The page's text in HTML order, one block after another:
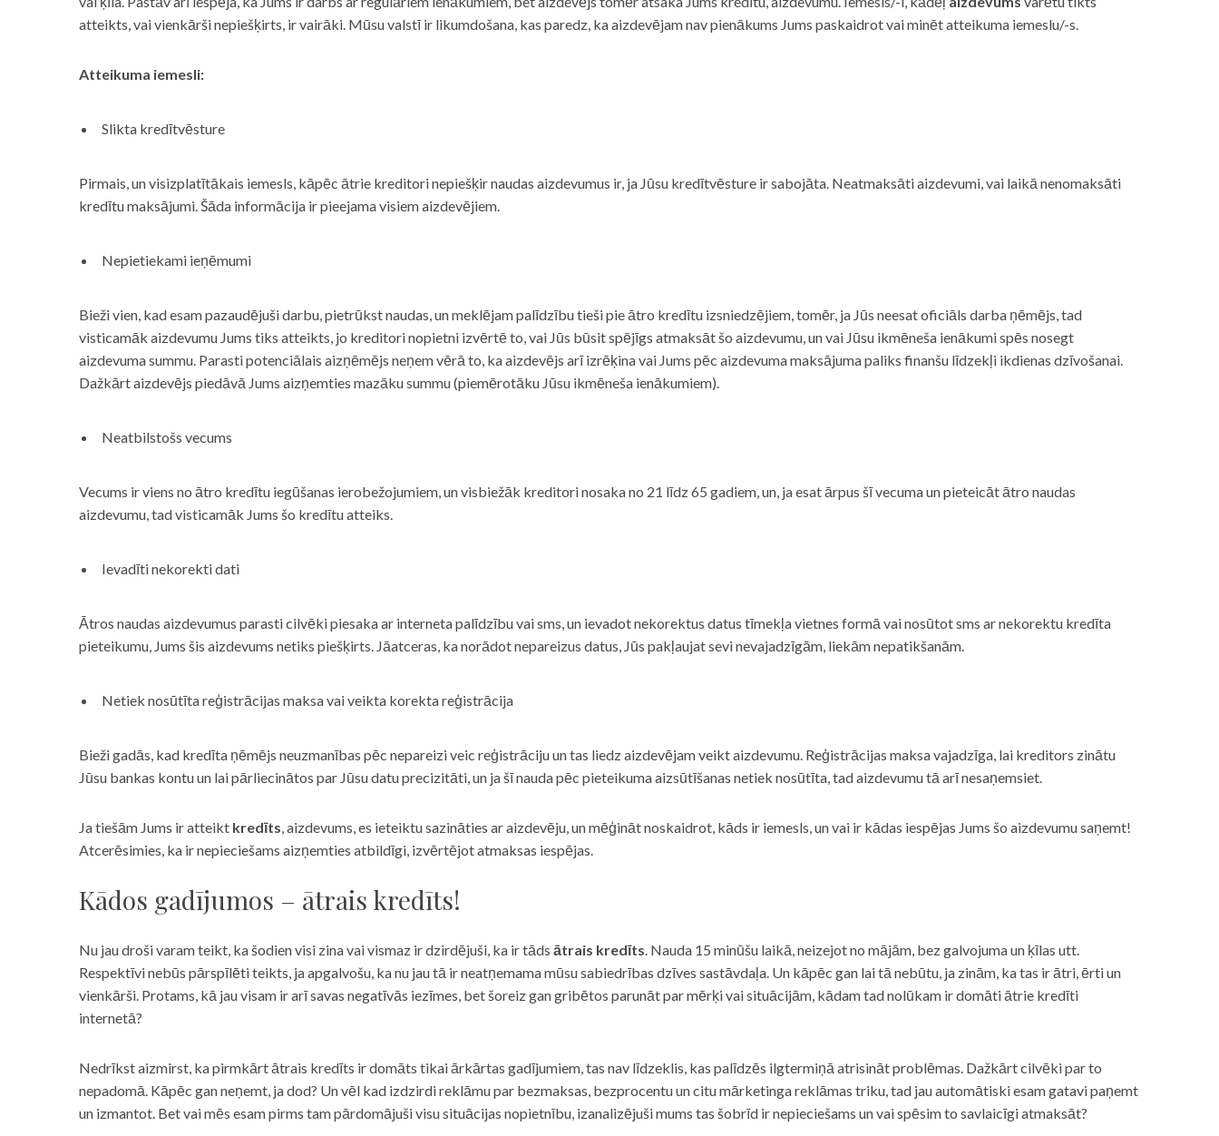
atteikts, vai vienkārši nepiešķirts, ir vairāki. Mūsu valstī ir likumdošana, kas paredz, ka aizdevējam nav pienākums Jums paskaidrot vai minēt atteikuma iemeslu/-s.
Atteikuma iemesli:
Slikta kredītvēsture
Pirmais, un visizplatītākais iemesls, kāpēc ātrie kreditori nepiešķir naudas aizdevumus ir, ja Jūsu kredītvēsture ir sabojāta. Neatmaksāti aizdevumi, vai laikā nenomaksāti
kredītu maksājumi. Šāda informācija ir pieejama visiem aizdevējiem.
Nepietiekami ieņēmumi
Bieži vien, kad esam pazaudējuši darbu, pietrūkst naudas, un meklējam palīdzību tieši pie ātro kredītu izsniedzējiem, tomēr, ja Jūs neesat oficiāls darba ņēmējs, tad
visticamāk aizdevumu Jums tiks atteikts, jo kreditori nopietni izvērtē to, vai Jūs būsit spējīgs atmaksāt šo aizdevumu, un vai Jūsu ikmēneša ienākumi spēs nosegt
aizdevuma summu. Parasti potenciālais aizņēmējs neņem vērā to, ka aizdevējs arī izrēķina vai Jums pēc aizdevuma maksājuma paliks finanšu līdzekļi ikdienas dzīvošanai.
Dažkārt aizdevējs piedāvā Jums aizņemties mazāku summu (piemērotāku Jūsu ikmēneša ienākumiem).
Neatbilstošs vecums
Vecums ir viens no ātro kredītu iegūšanas ierobežojumiem, un visbiežāk kreditori nosaka no 21 līdz 65 gadiem, un, ja esat ārpus šī vecuma un pieteicāt ātro naudas
aizdevumu, tad visticamāk Jums šo kredītu atteiks.
Ievadīti nekorekti dati
Ātros naudas aizdevumus parasti cilvēki piesaka ar interneta palīdzību vai sms, un ievadot nekorektus datus tīmekļa vietnes formā vai nosūtot sms ar nekorektu kredīta
pieteikumu, Jums šis aizdevums netiks piešķirts. Jāatceras, ka norādot nepareizus datus, Jūs pakļaujat sevi nevajadzīgām, liekām nepatikšanām.
Netiek nosūtīta reģistrācijas maksa vai veikta korekta reģistrācija
Bieži gadās, kad kredīta ņēmējs neuzmanības pēc nepareizi veic reģistrāciju un tas liedz aizdevējam veikt aizdevumu. Reģistrācijas maksa vajadzīga, lai kreditors zinātu
Jūsu bankas kontu un lai pārliecinātos par Jūsu datu precizitāti, un ja šī nauda pēc pieteikuma aizsūtīšanas netiek nosūtīta, tad aizdevumu tā arī nesaņemsiet.
Ja tiešām Jums ir atteikt kredīts, aizdevums, es ieteiktu sazināties ar aizdevēju, un mēģināt noskaidrot, kāds ir iemesls, un vai ir kādas iespējas Jums šo aizdevumu saņemt!
Atcerēsimies, ka ir nepieciešams aizņemties atbildīgi, izvērtējot atmaksas iespējas.
Kādos gadījumos – ātrais kredīts!
Nu jau droši varam teikt, ka šodien visi zina vai vismaz ir dzirdējuši, ka ir tāds ātrais kredīts. Nauda 15 minūšu laikā, neizejot no mājām, bez galvojuma un ķīlas utt.
Respektīvi nebūs pārspīlēti teikts, ja apgalvošu, ka nu jau tā ir neatņemama mūsu sabiedrības dzīves sastāvdaļa. Un kāpēc gan lai tā nebūtu, ja zinām, ka tas ir ātri, ērti un
vienkārši. Protams, kā jau visam ir arī savas negatīvās iezīmes, bet šoreiz gan gribētos parunāt par mērķi vai situācijām, kādam tad nolūkam ir domāti ātrie kredīti
internetā?
Nedrīkst aizmirst, ka pirmkārt ātrais kredīts ir domāts tikai ārkārtas gadījumiem, tas nav līdzeklis, kas palīdzēs ilgtermiņā atrisināt problēmas. Dažkārt cilvēki par to
nepadomā. Kāpēc gan neņemt, ja dod? Un vēl kad izdzirdi reklāmu par bezmaksas, bezprocentu un citu mārketinga reklāmas triku, tad jau automātiski esam gatavi paņemt
un izmantot. Bet vai mēs esam pirms tam pārdomājuši visu situācijas nopietnību, izanalizējuši mums tas šobrīd ir nepieciešams un vai spēsim to savlaicīgi atmaksāt?